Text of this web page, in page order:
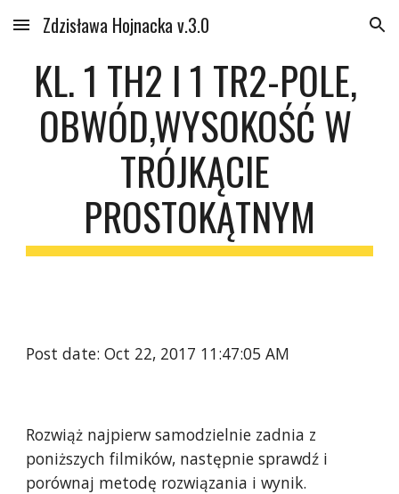
Skip to main content Skip to navigation
Zdzisława Hojnacka v.3.0
KL. 1 TH2 I 1 TR2-POLE,
OBWÓD,WYSOKOŚĆ W
TRÓJKĄCIE
PROSTOKĄTNYM
Post date: Oct 22, 2017 11:47:05 AM
Rozwiąż najpierw samodzielnie zadnia z
poniższych filmików, następnie sprawdź i
porównaj metodę rozwiązania i wynik.